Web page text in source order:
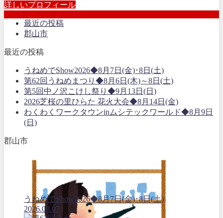
詳しいプロフィール
最近の投稿
郡山市
最近の投稿
うねめでShow2026◆8月7日(金)･8日(土)
第62回うねめまつり◆8月6日(木)～8日(土)
第5回中ノ沢こけし祭り◆9月13日(日)
2026芝桜の里ひらた 花火大会◆8月14日(金)
わくわくワークタウンinムシテックワールド◆8月9日
(日)
郡山市
うねめでShow2026◆8月7日(金)･8日(土)
2026.08.07